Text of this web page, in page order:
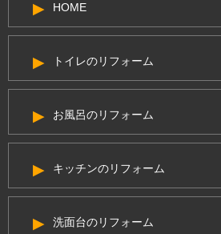
HOME
トイレのリフォーム
お風呂のリフォーム
キッチンのリフォーム
洗面台のリフォーム